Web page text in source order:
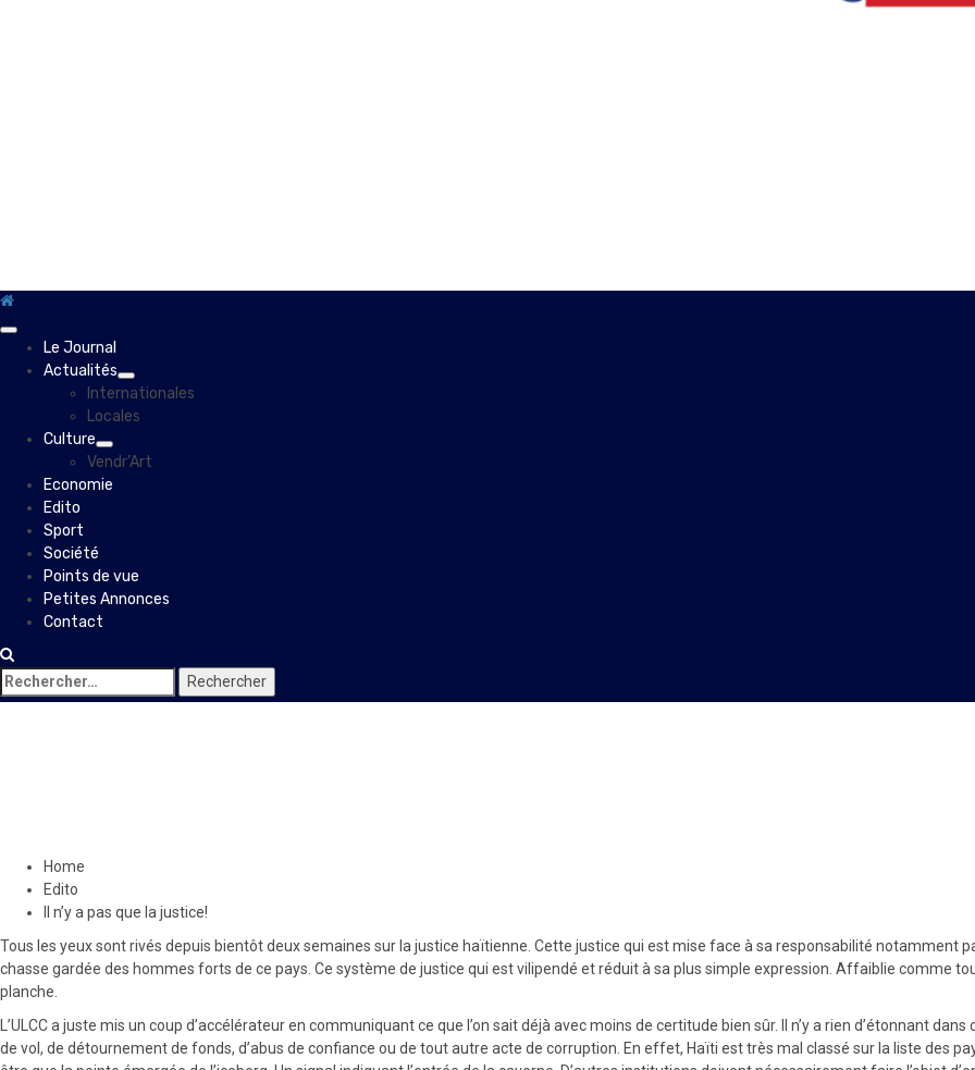
PrimaryLe Journal
Actualités
Internationales
Locales
Culture
Vendr’Art
Economie
Edito
Sport
Société
Points de vue
Petites Annonces
Contact
Rechercher :
Home
Edito
Il n’y a pas que la justice!
Tous les yeux sont rivés depuis bientôt deux semaines sur la justice haïtienne. Cette justice qui est mise face à sa responsabilité notamment
chasse gardée des hommes forts de ce pays. Ce système de justice qui est vilipendé et réduit à sa plus simple expression. Affaiblie comme
planche.
L’ULCC a juste mis un coup d’accélérateur en communiquant ce que l’on sait déjà avec moins de certitude bien sûr. Il n’y a rien d’étonnant
de vol, de détournement de fonds, d’abus de confiance ou de tout autre acte de corruption. En effet, Haïti est très mal classé sur la liste des